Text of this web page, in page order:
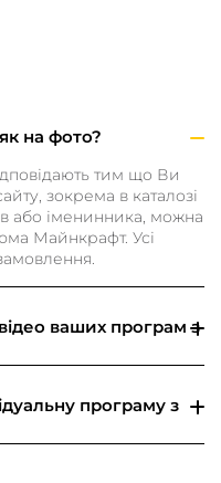
на фото?
тим що Ви
зокрема в каталозі
або іменинника, можна
Майнкрафт. Усі
ваших програм з
в соціальнихпрограму з